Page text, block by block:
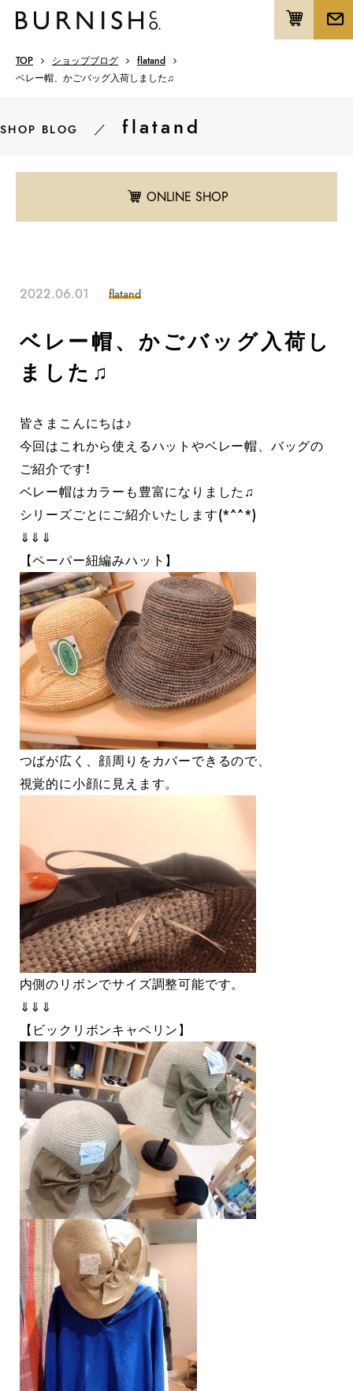
TOP ショップブログ
flatand
ベレー帽、かごバッグ入荷しました♫
SHOP BLOG ／ flatand
ONLINE SHOP
2022.06.01 flatand
ベレー帽、かごバッグ入荷し
ました♫
皆さまこんにちは♪
今回はこれから使えるハットやベレー帽、バッグの
ご紹介です!
ベレー帽はカラーも豊富になりました♫
シリーズごとにご紹介いたします(*^^*)
⇓⇓⇓
【ペーパー紐編みハット】
つばが広く、顔周りをカバーできるので、
視覚的に小顔に見えます。
内側のリボンでサイズ調整可能です。
⇓⇓⇓
【ビックリボンキャペリン】